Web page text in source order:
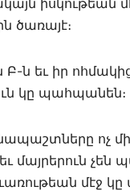
իսկութեան
ծառայէ։
ն եւ իր
կը պահպանեն։
ոչ
մայրերուն չեն
մէջ կը